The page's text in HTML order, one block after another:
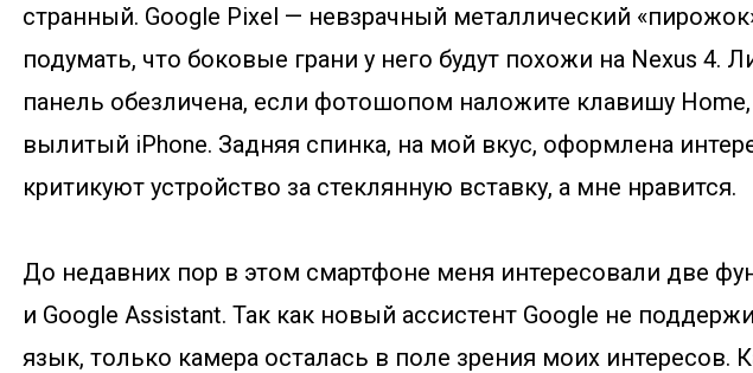
странный. Google Pixel — невзрачный металлический
подумать, что боковые грани у него будут похожи на Nexus 4.
панель обезличена, если фотошопом наложите клавишу Home,
вылитый iPhone. Задняя спинка, на мой вкус, оформлена
критикуют устройство за стеклянную вставку, а мне нравится.
До недавних пор в этом смартфоне меня интересовали две
и Google Assistant. Так как новый ассистент Google не
язык, только камера осталась в поле зрения моих интересов.